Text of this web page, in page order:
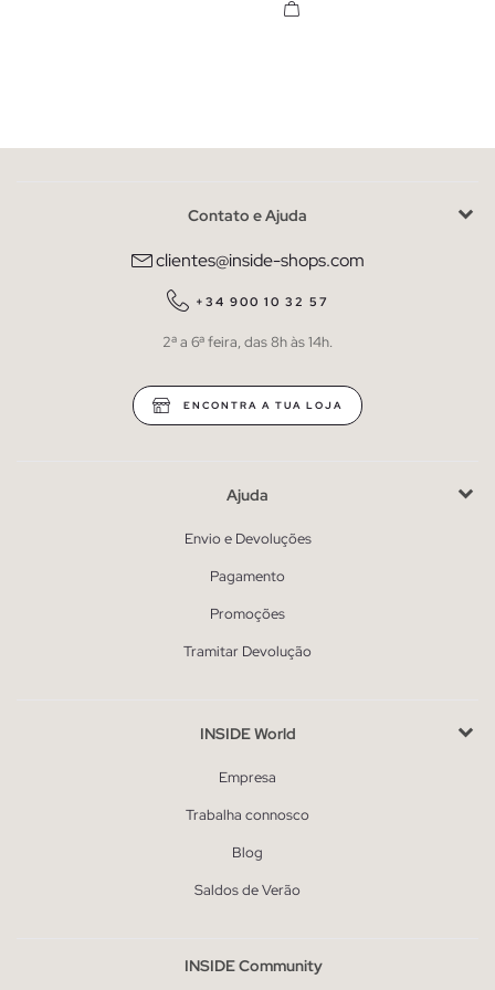
Contato e Ajuda
clientes@inside-shops.com
+34 900 10 32 57
2ª a 6ª feira, das 8h às 14h.
ENCONTRA A TUA LOJA
Ajuda
Envio e Devoluções
Pagamento
Promoções
Tramitar Devolução
INSIDE World
Empresa
Trabalha connosco
Blog
Saldos de Verão
INSIDE Community